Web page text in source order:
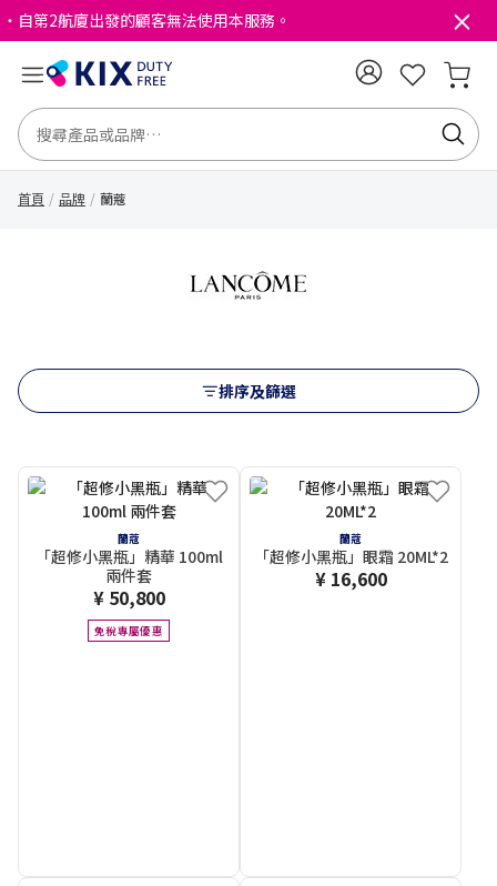
・自第2航廈出發的顧客無法使用本服務。
首頁 品牌 蘭蔻
排序及篩選
蘭蔻
「超修小黑瓶」精華 100ml
兩件套
¥ 50,800
免稅專屬優惠
蘭蔻
「超修小黑瓶」眼霜 20ML*2
¥ 16,600